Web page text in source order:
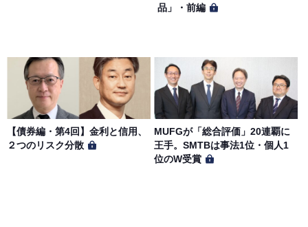
品」・前編
【債券編・第4回】金利と信用、
２つのリスク分散
MUFGが「総合評価」20連覇に
王手。SMTBは事法1位・個人1
位のW受賞